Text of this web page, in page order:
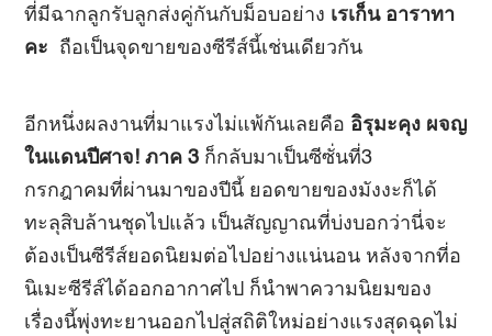
ที่มีฉากลูกรับลูกส่งคู่กันกับม็อบอย่าง เรเก็น อาราทา
คะ ถือเป็นจุดขายของซีรีส์นี้เช่นเดียวกัน
อีกหนึ่งผลงานที่มาแรงไม่แพ้กันเลยคือ อิรุมะคุง ผจญ
ในแดนปีศาจ! ภาค 3 ก็กลับมาเป็นซีซั่นที่3
กรกฎาคมที่ผ่านมาของปีนี้ ยอดขายของมังงะก็ได้
ทะลุสิบล้านชุดไปแล้ว เป็นสัญญาณที่บ่งบอกว่านี่จะ
ต้องเป็นซีรีส์ยอดนิยมต่อไปอย่างแน่นอน หลังจากที่อ
นิเมะซีรีส์ได้ออกอากาศไป ก็นำพาความนิยมของ
เรื่องนี้พุ่งทะยานออกไปสู่สถิติใหม่อย่างแรงสุดฉุดไม่